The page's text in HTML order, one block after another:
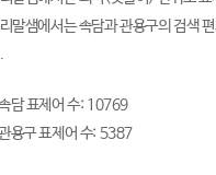
말샘에서는 속담과 관용구의 검색
담 표제어 수: 10769
용구 표제어 수: 5387